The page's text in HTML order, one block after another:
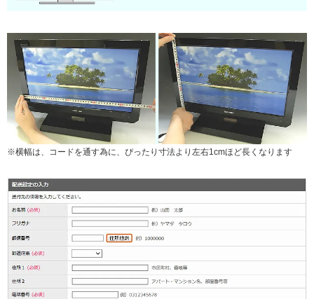
※横幅は、コードを通す為に、ぴったり寸法より左右1cmほど長くなります